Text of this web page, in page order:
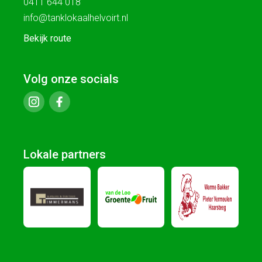
info@tanklokaalhelvoirt.nl
Bekijk route
Volg onze socials
Lokale partners